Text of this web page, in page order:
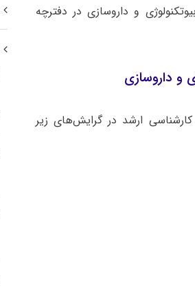
و داروسازی در دفترچه
و داروسازی
ارشد در گرایش‌های زیر